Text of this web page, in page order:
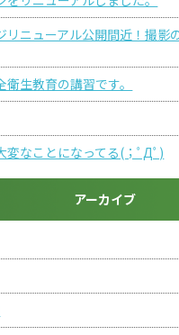
リニューアル公開間近！撮影
生教育の講習です。
変なことになってる(；ﾟДﾟ)
アーカイブ